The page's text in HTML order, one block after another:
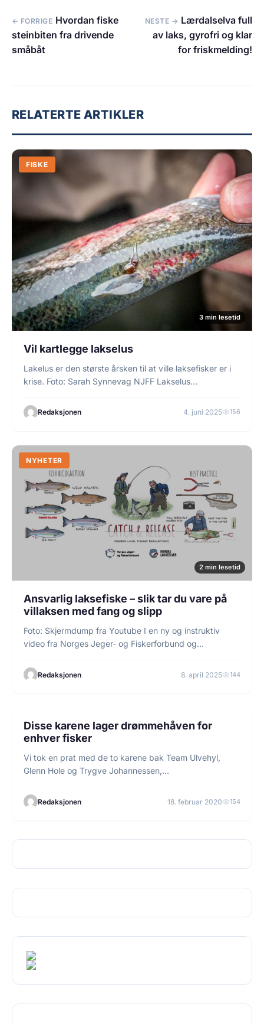
← FORRIGE Hvordan fiske
steinbiten fra drivende
småbåt
NESTE → Lærdalselva full
av laks, gyrofri og klar
for friskmelding!
RELATERTE ARTIKLER
FISKE
3 min lesetid
Vil kartlegge lakselus
Lakelus er den største årsken til at ville laksefisker er i
krise. Foto: Sarah Synnevag NJFF Lakselus…
Redaksjonen 4. juni 2025 156
NYHETER
2 min lesetid
Ansvarlig laksefiske – slik tar du vare på
villaksen med fang og slipp
Foto: Skjermdump fra Youtube I en ny og instruktiv
video fra Norges Jeger- og Fiskerforbund og…
Redaksjonen 8. april 2025 144
FISKE
Disse karene lager drømmehåven for
enhver fisker
Vi tok en prat med de to karene bak Team Ulvehyl,
Glenn Hole og Trygve Johannessen,…
Redaksjonen 18. februar 2020 154